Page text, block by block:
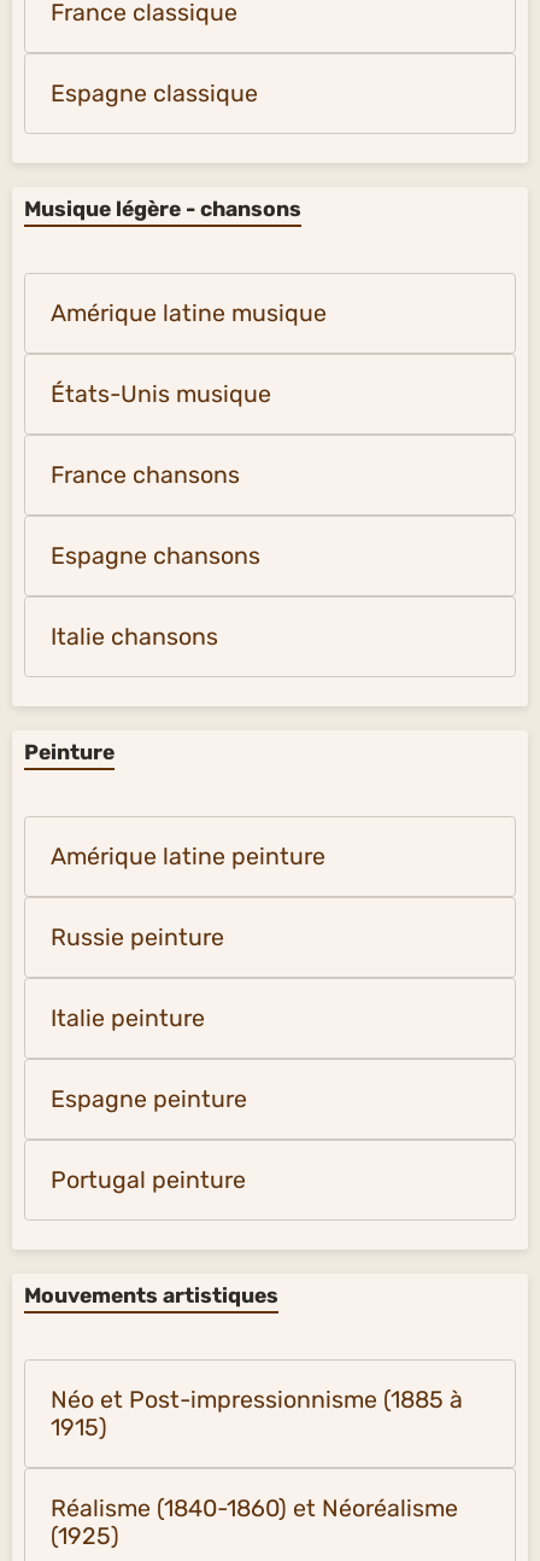
France classique
Espagne classique
Musique légère - chansons
Amérique latine musique
États-Unis musique
France chansons
Espagne chansons
Italie chansons
Peinture
Amérique latine peinture
Russie peinture
Italie peinture
Espagne peinture
Portugal peinture
Mouvements artistiques
Néo et Post-impressionnisme (1885 à
1915)
Réalisme (1840-1860) et Néoréalisme
(1925)